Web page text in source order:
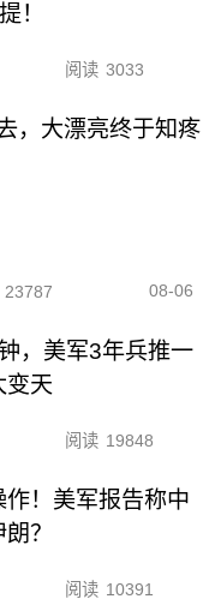
！
阅读 3033
，大漂亮终于知疼
23787 08-06
，美军3年兵推一
变天
阅读 19848
作！美军报告称中
？
阅读 10391